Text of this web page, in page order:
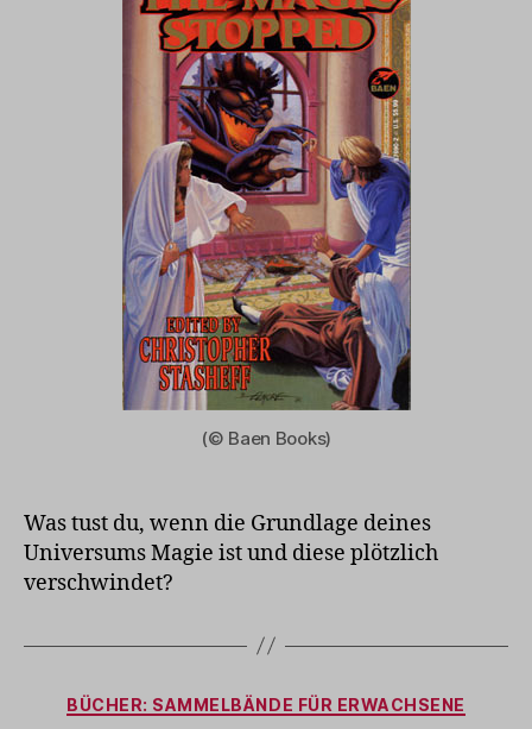
(© Baen Books)
Was tust du, wenn die Grundlage deines
Universums Magie ist und diese plötzlich
verschwindet?
Kategorien
BÜCHER: SAMMELBÄNDE FÜR ERWACHSENE